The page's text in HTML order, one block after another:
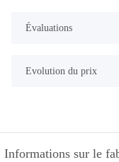
Évaluations
Evolution du prix
Informations sur le